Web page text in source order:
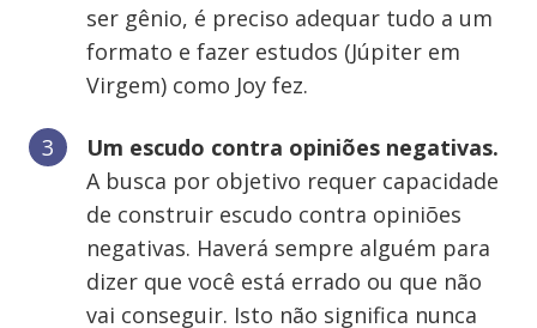
ser gênio, é preciso adequar tudo a um
formato e fazer estudos (Júpiter em
Virgem) como Joy fez.
Um escudo contra opiniões negativas.
A busca por objetivo requer capacidade
de construir escudo contra opiniões
negativas. Haverá sempre alguém para
dizer que você está errado ou que não
vai conseguir. Isto não significa nunca